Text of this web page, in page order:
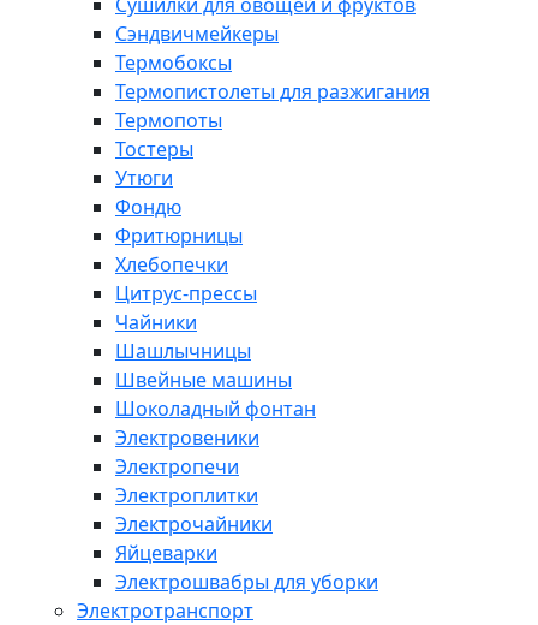
Сэндвичмейкеры
Термобоксы
Термопистолеты для разжигания
Термопоты
Тостеры
Утюги
Фондю
Фритюрницы
Хлебопечки
Цитрус-прессы
Чайники
Шашлычницы
Швейные машины
Шоколадный фонтан
Электровеники
Электропечи
Электроплитки
Электрочайники
Яйцеварки
Электрошвабры для уборки
Электротранспорт